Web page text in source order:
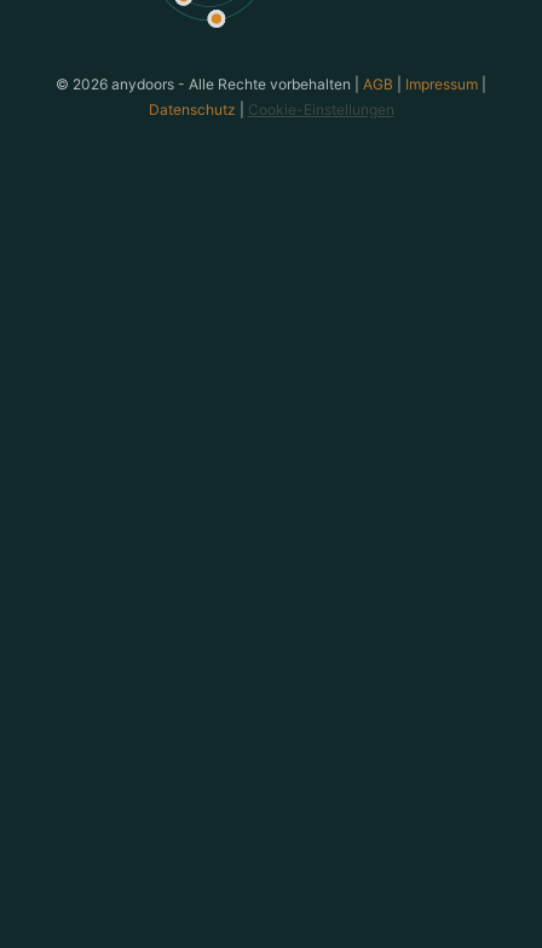
© 2026 anydoors - Alle Rechte vorbehalten | AGB Impressum
Datenschutz
Cookie-Einstellungen